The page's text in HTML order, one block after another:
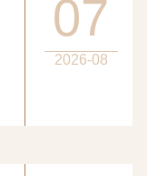
07
2026-08